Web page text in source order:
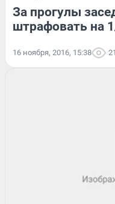
За прогулы
штрафовать на
16 ноября, 2016, 15:38